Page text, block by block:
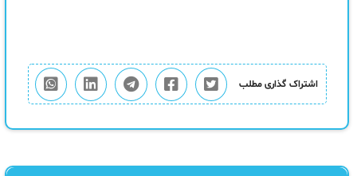
اشتراک گذاری مطلب